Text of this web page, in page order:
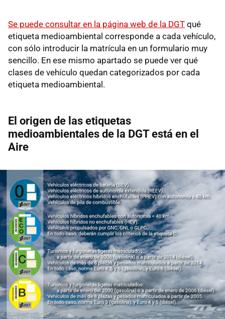
Se puede consultar en la página web de la DGT qué
etiqueta medioambiental corresponde a cada vehículo,
con sólo introducir la matrícula en un formulario muy
sencillo. En ese mismo apartado se puede ver qué
clases de vehículo quedan categorizados por cada
etiqueta medioambiental.
El origen de las etiquetas
medioambientales de la DGT está en el
Aire